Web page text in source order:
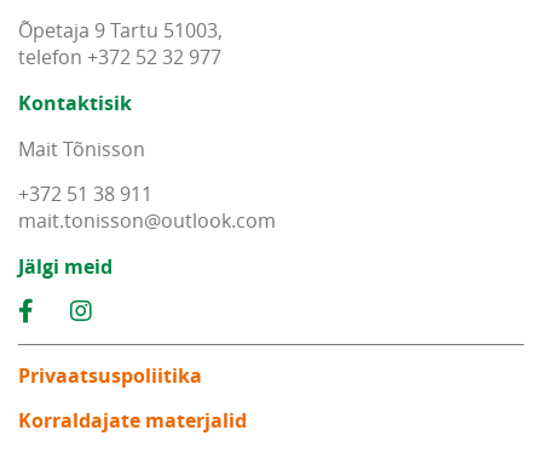
Õpetaja 9 Tartu 51003,
telefon +372 52 32 977
Kontaktisik
Mait Tõnisson
+372 51 38 911
mait.tonisson@outlook.com
Jälgi meid
Privaatsuspoliitika
Korraldajate materjalid